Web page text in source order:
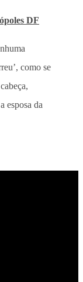
DF
como se
esposa da